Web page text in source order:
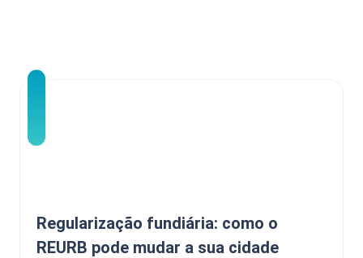
Regularização fundiária: como o
REURB pode mudar a sua cidade